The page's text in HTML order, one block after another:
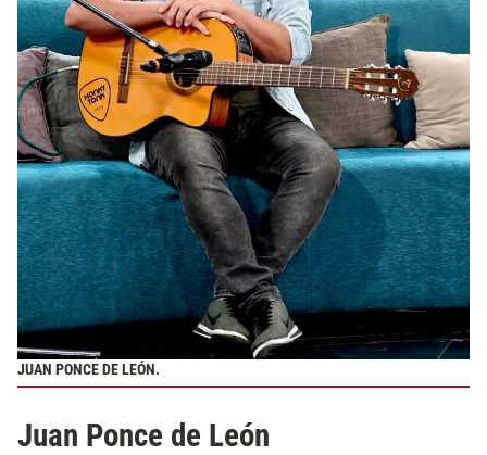
JUAN PONCE DE LEÓN.
Juan Ponce de León